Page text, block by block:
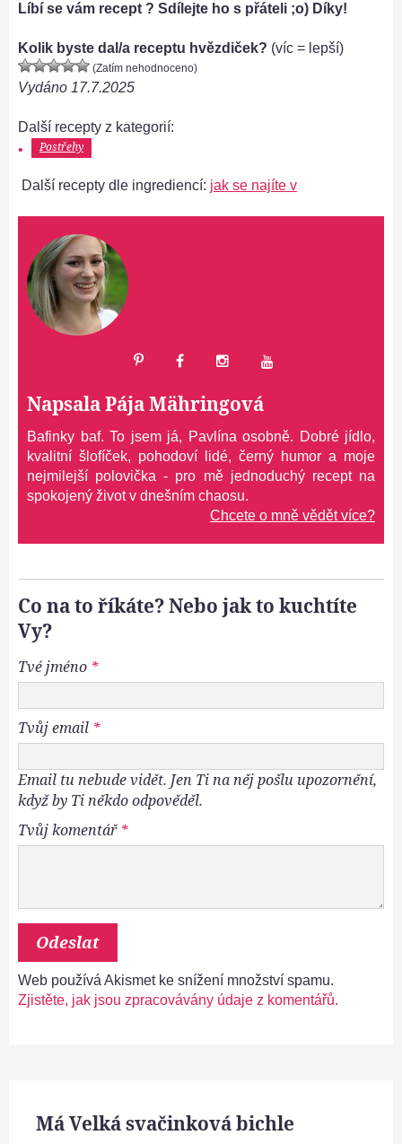
Líbí se vám recept ? Sdílejte ho s přáteli ;o) Díky!
Kolik byste dal/a receptu hvězdiček? (víc = lepší)
(Zatím nehodnoceno)
Vydáno 17.7.2025
Další recepty z kategorií:
Postřehy
Další recepty dle ingrediencí: jak se najíte v
NapsalaPája Mähringová
Bafinky baf. To jsem já, Pavlína osobně. Dobré jídlo,
kvalitní šlofíček, pohodoví lidé, černý humor a moje
nejmilejší polovička - pro mě jednoduchý recept na
spokojený život v dnešním chaosu.
Chcete o mně vědět více?
Co na to říkáte? Nebo jak to kuchtíte
Vy?
Tvé jméno *
Tvůj email *
Email tu nebude vidět. Jen Ti na něj pošlu upozornění,
když by Ti někdo odpověděl.
Tvůj komentář*
Web používá Akismet ke snížení množství spamu.
Zjistěte, jak jsou zpracovávány údaje z komentářů.
Má Velká svačinková bichle